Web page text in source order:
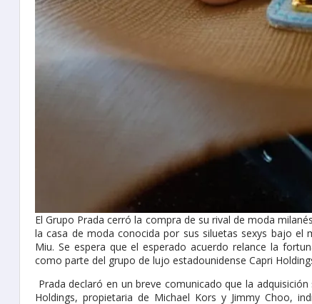
El Grupo Prada cerró la compra de su rival de moda
la casa de moda conocida por sus siluetas sexys bajo
Miu. Se espera que el esperado acuerdo relance la
como parte del grupo de lujo estadounidense Capri
Prada declaró en un breve comunicado que la
Holdings, propietaria de Michael Kors y Jimmy Choo,